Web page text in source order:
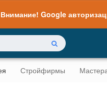
Внимание! Google
Стройфирмы